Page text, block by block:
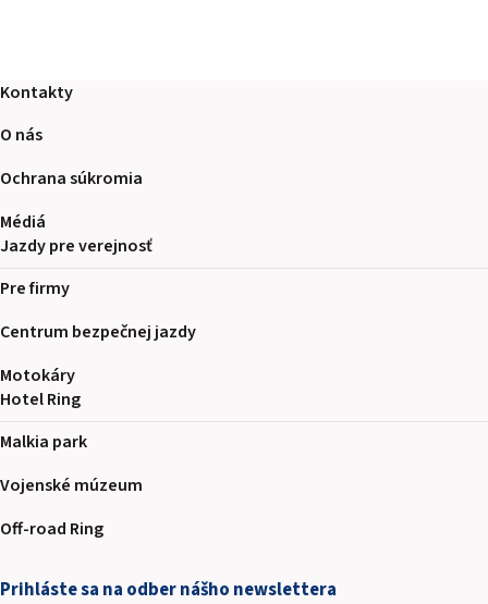
Kontakty
O nás
Ochrana súkromia
Médiá
Jazdy pre verejnosť
Pre firmy
Centrum bezpečnej jazdy
Motokáry
Hotel Ring
Malkia park
Vojenské múzeum
Off-road Ring
Prihláste sa na odber nášho newslettera